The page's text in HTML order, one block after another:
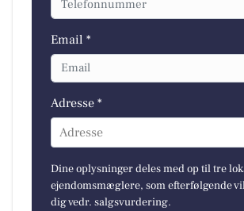
Email *
Adresse *
Adresse
Dine oplysninger deles med op til tre
ejendomsmæglere, som efterfølgende
dig vedr. salgsvurdering.